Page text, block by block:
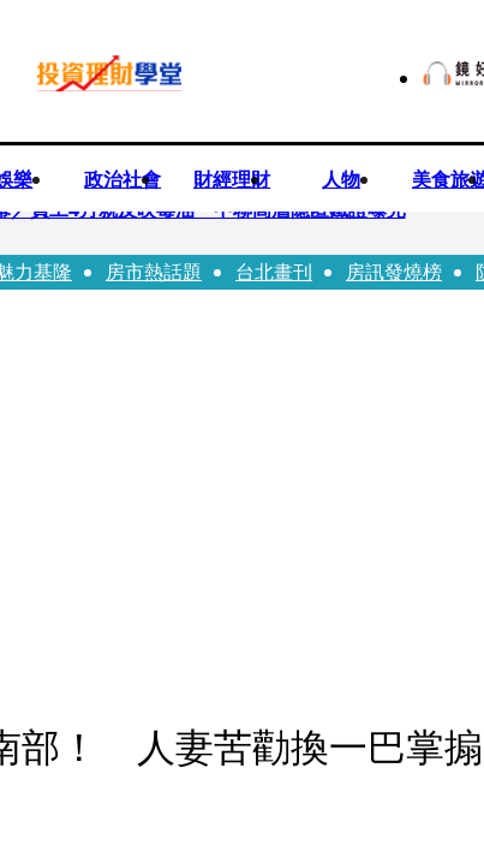
樂 政治社會 財經理財 人物 美食旅
／員工4月就反映毒油 中聯高層隱匿鐵證曝光
民校長光環蒙塵 高市議員范織欽涉貪交保
力基隆 房市熱話題 台北畫刊 房訊發燒榜
部！ 人妻苦勸換一巴掌